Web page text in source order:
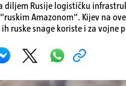
diljem Rusije logističku
Amazonom". Kijev na
ruske snage koriste i za vojne
i logističke
i približe običnim građanima.